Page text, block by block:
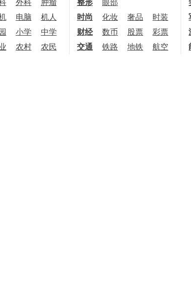
外科 肿瘤 整形 眼部
电脑 机人 时尚 化妆 奢品 时装
小学 中学 财经 数币 股票 彩票
农村 农民 交通 铁路 地铁 航空